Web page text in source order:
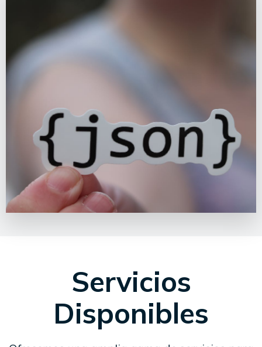
Servicios
Disponibles